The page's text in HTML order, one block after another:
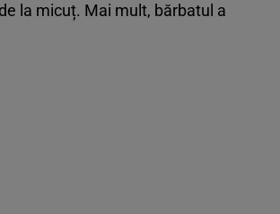
la micuț. Mai mult, bărbatul a